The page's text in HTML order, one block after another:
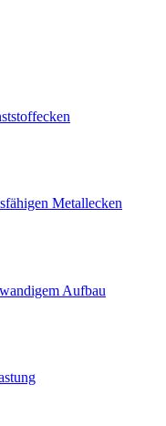
Metallecken
Aufbau